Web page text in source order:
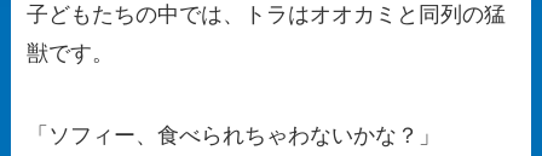
子どもたちの中では、トラはオオカミと同列の猛
獣です。
「ソフィー、食べられちゃわないかな？」